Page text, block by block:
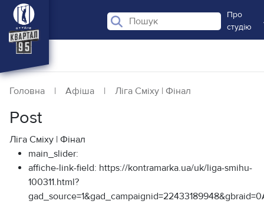
Про
студію
Головна | Афіша | Ліга Сміху | Фінал
Post
Ліга Сміху | Фінал
main_slider:
affiche-link-field: https://kontramarka.ua/uk/liga-smihu-
100311.html?